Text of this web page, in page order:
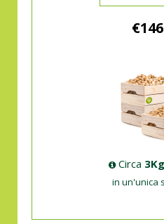
Circa 3Kg
in un'unica